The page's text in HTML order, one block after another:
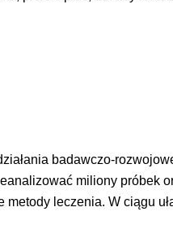
badawczo-
miliony próbek
leczenia. W ciągu